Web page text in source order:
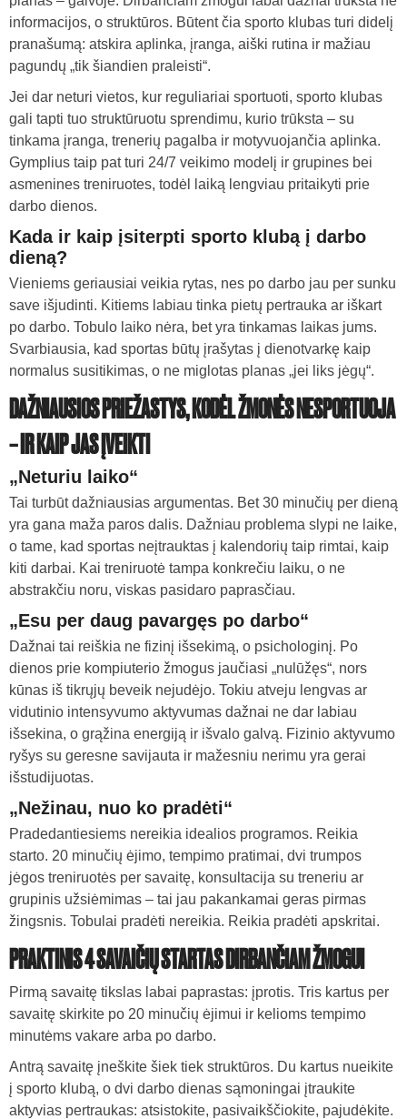
informacijos, o struktūros. Būtent čia sporto klubas turi didelį
pranašumą: atskira aplinka, įranga, aiški rutina ir mažiau
pagundų „tik šiandien praleisti“.
Jei dar neturi vietos, kur reguliariai sportuoti, sporto klubas
gali tapti tuo struktūruotu sprendimu, kurio trūksta – su
tinkama įranga, trenerių pagalba ir motyvuojančia aplinka.
Gymplius taip pat turi 24/7 veikimo modelį ir grupines bei
asmenines treniruotes, todėl laiką lengviau pritaikyti prie
darbo dienos.
Kada ir kaip įsiterpti sporto klubą į darbo
dieną?
Vieniems geriausiai veikia rytas, nes po darbo jau per sunku
save išjudinti. Kitiems labiau tinka pietų pertrauka ar iškart
po darbo. Tobulo laiko nėra, bet yra tinkamas laikas jums.
Svarbiausia, kad sportas būtų įrašytas į dienotvarkę kaip
normalus susitikimas, o ne miglotas planas „jei liks jėgų“.
DAŽNIAUSIOS PRIEŽASTYS, KODĖL ŽMONĖS NESPORTUOJA
– IR KAIP JAS ĮVEIKTI
„Neturiu laiko“
Tai turbūt dažniausias argumentas. Bet 30 minučių per dieną
yra gana maža paros dalis. Dažniau problema slypi ne laike,
o tame, kad sportas neįtrauktas į kalendorių taip rimtai, kaip
kiti darbai. Kai treniruotė tampa konkrečiu laiku, o ne
abstrakčiu noru, viskas pasidaro paprasčiau.
„Esu per daug pavargęs po darbo“
Dažnai tai reiškia ne fizinį išsekimą, o psichologinį. Po
dienos prie kompiuterio žmogus jaučiasi „nulūžęs“, nors
kūnas iš tikrųjų beveik nejudėjo. Tokiu atveju lengvas ar
vidutinio intensyvumo aktyvumas dažnai ne dar labiau
išsekina, o grąžina energiją ir išvalo galvą. Fizinio aktyvumo
ryšys su geresne savijauta ir mažesniu nerimu yra gerai
išstudijuotas.
„Nežinau, nuo ko pradėti“
Pradedantiesiems nereikia idealios programos. Reikia
starto. 20 minučių ėjimo, tempimo pratimai, dvi trumpos
jėgos treniruotės per savaitę, konsultacija su treneriu ar
grupinis užsiėmimas – tai jau pakankamai geras pirmas
žingsnis. Tobulai pradėti nereikia. Reikia pradėti apskritai.
PRAKTINIS 4 SAVAIČIŲ STARTAS DIRBANČIAM ŽMOGUI
Pirmą savaitę tikslas labai paprastas: įprotis. Tris kartus per
savaitę skirkite po 20 minučių ėjimui ir kelioms tempimo
minutėms vakare arba po darbo.
Antrą savaitę įneškite šiek tiek struktūros. Du kartus nueikite
į sporto klubą, o dvi darbo dienas sąmoningai įtraukite
aktyvias pertraukas: atsistokite, pasivaikščiokite, pajudėkite.